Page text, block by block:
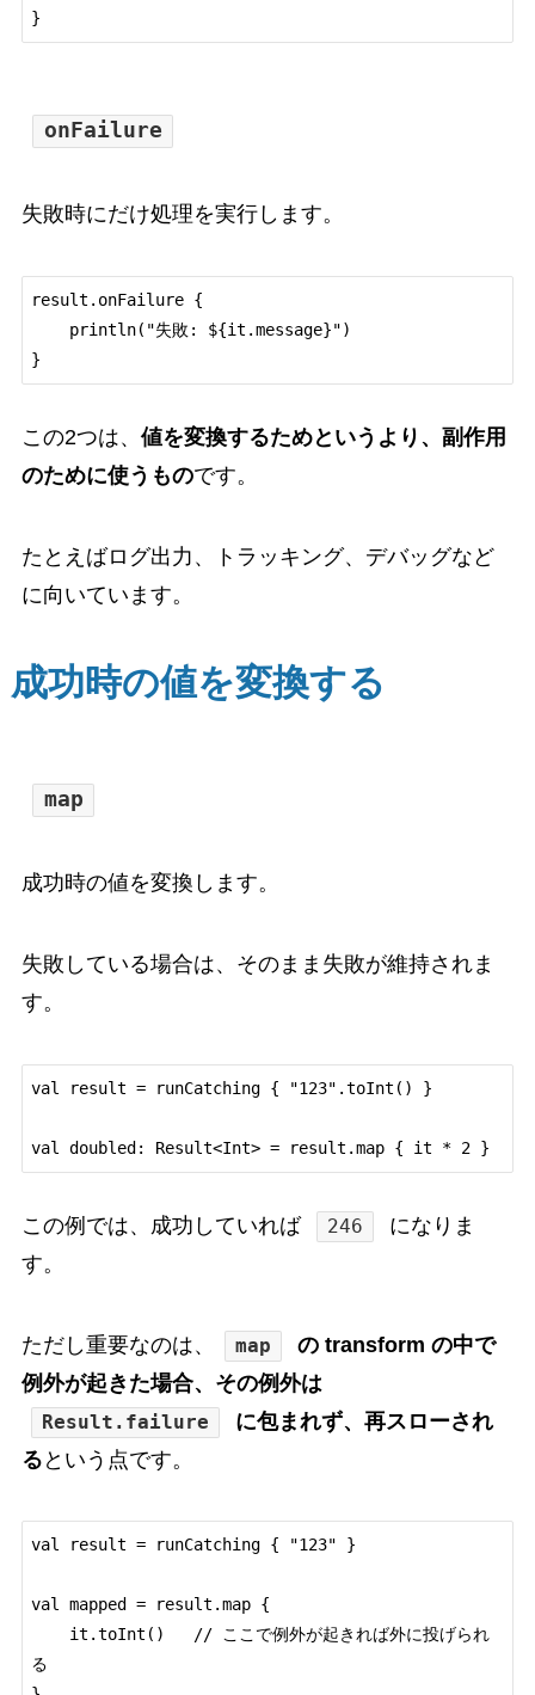
onFailure
失敗時にだけ処理を実行します。
result.onFailure {
この2つは、 値を変換するためというより、副作用
のために使うものです。
たとえばログ出力、トラッキング、デバッグなど
に向いています。
成功時の値を変換する
map
成功時の値を変換します。
失敗している場合は、そのまま失敗が維持されま
す。
val result = runCatching { "123".toInt() }
この例では、成功していれば 246
になりま
す。
ただし重要なのは、 map
の transform の中で
例外が起きた場合、その例外は
Result.failure
に包まれず、再スローされ
る という点です。
val result = runCatching { "123" }
val mapped = result.map {
る